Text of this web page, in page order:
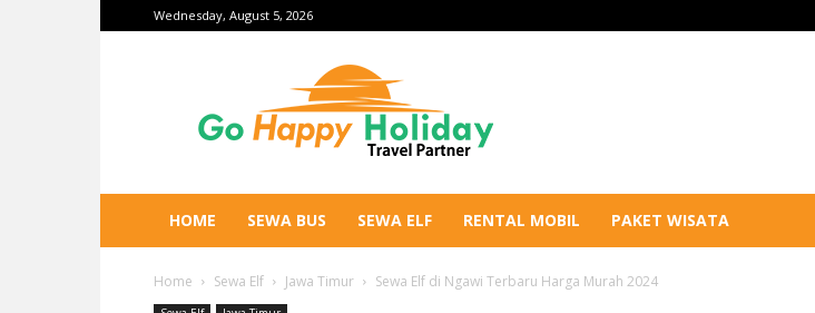
Wednesday, August 5, 2026
Holiday
HOME SEWA BUS SEWA ELF RENTAL MOBIL PAKET WISATA
Home Sewa Elf Jawa Timur Sewa Elf di Ngawi Terbaru Harga Murah 2024